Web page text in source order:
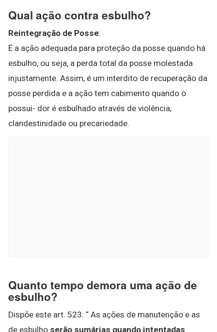
Qual ação contra esbulho?
Reintegração de Posse:
É a ação adequada para proteção da posse quando há
esbulho, ou seja, a perda total da posse molestada
injustamente. Assim, é um interdito de recuperação da
posse perdida e a ação tem cabimento quando o
possui- dor é esbulhado através de violência,
clandestinidade ou precariedade.
Quanto tempo demora uma ação de
esbulho?
Dispõe este art. 523: “ As ações de manutenção e as
de esbulho serão sumárias quando intentadas